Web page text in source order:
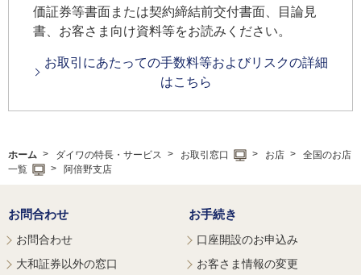
価証券等書面または契約締結前交付書面、目論見
書、お客さま向け資料等をお読みください。
お取引にあたっての手数料等およびリスクの詳細
はこちら
ホーム ダイワの特長・サービス お取引窓口 お店
全国のお店
一覧
阿倍野支店
お問合わせ
お問合わせ
大和証券以外の窓口
お手続き
口座開設のお申込み
お客さま情報の変更